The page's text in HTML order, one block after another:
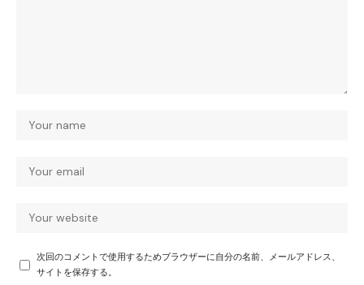
次回のコメントで使用するためブラウザーに自分の名前、メールアドレス、
サイトを保存する。